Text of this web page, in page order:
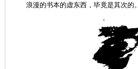
浪漫的书本的虚东西，毕竟是其次的。